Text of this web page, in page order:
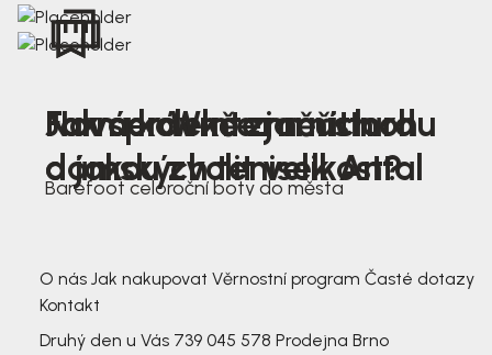
Nová kolekce jarních
dámských tenisek Antal
Jak správně změřit nohu
a jakou zvolit velikost?
Farmer Winter mustard
Barefoot celoroční boty do města
O nás Jak nakupovat Věrnostní program Časté dotazy
Kontakt
Druhý den u Vás 739 045 578 Prodejna Brno